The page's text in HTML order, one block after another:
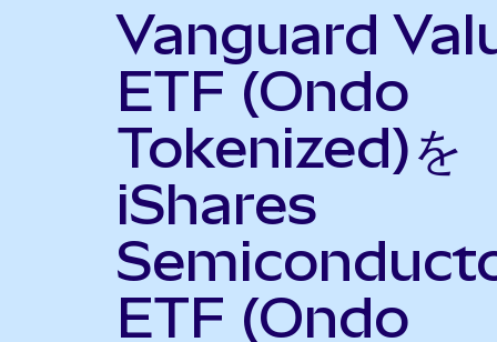
Vanguard
ETF (Ondo
Tokenized)を
iShares
ETF (Ondo